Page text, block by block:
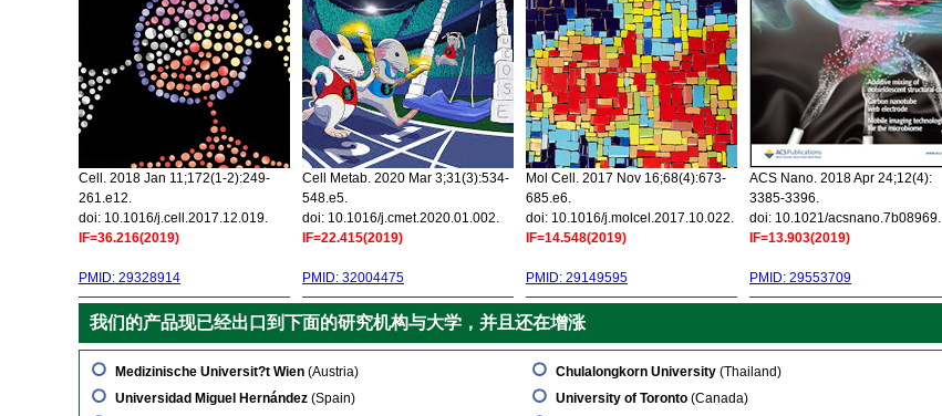
Cell. 2018 Jan 11;172(1-2):249-
261.e12.
doi: 10.1016/j.cell.2017.12.019.
IF=36.216(2019)
PMID: 29328914
Cell Metab. 2020 Mar 3;31(3):534-
548.e5.
doi: 10.1016/j.cmet.2020.01.002.
IF=22.415(2019)
PMID: 32004475
Mol Cell. 2017 Nov 16;68(4):673-
685.e6.
doi: 10.1016/j.molcel.2017.10.022.
IF=14.548(2019)
PMID: 29149595
ACS Nano. 2018 Apr 24;12(4):
3385-3396.
doi: 10.1021/acsnano.7b08969.
IF=13.903(2019)
PMID: 29553709
我们的产品现已经出口到下面的研究机构与大学，并且还在增涨
Medizinische Universit?t Wien (Austria)
Universidad Miguel Hernández (Spain)
Chulalongkorn University (Thailand)
University of Toronto (Canada)